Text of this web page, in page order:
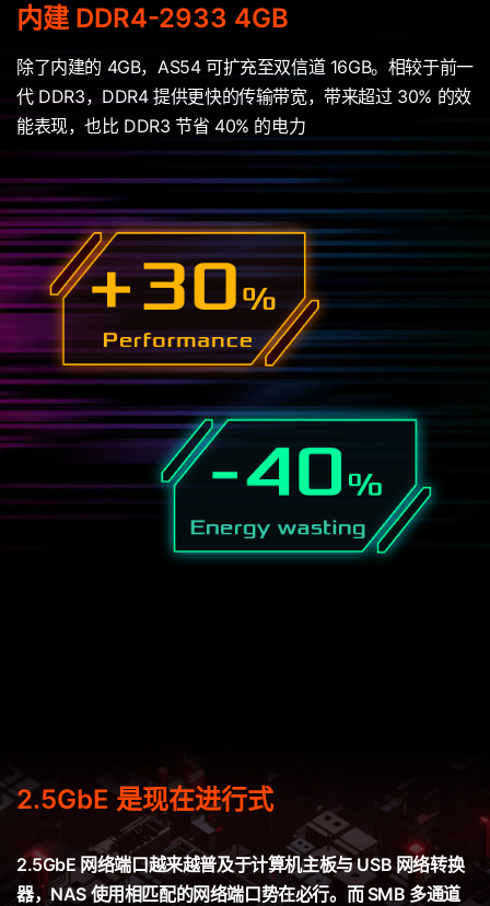
内建 DDR4-2933 4GB
除了内建的 4GB，AS54 可扩充至双信道 16GB。相较于前一
代 DDR3，DDR4 提供更快的传输带宽，带来超过 30% 的效
能表现，也比 DDR3 节省 40% 的电力
2.5GbE 是现在进行式
2.5GbE 网络端口越来越普及于计算机主板与 USB 网络转换
器，NAS 使用相匹配的网络端口势在必行。而 SMB 多通道